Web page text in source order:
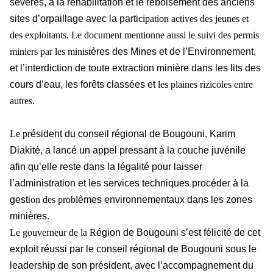
sévères, à la réhabilitation et le reboisement des anciens
sites d’orpaillage avec la participation actives des jeunes et
des exploitants. Le document mentionne aussi le suivi des permis
miniers par les ministères des Mines et de l’Environnement,
et l’interdiction de toute extraction minière dans les lits des
cours d’eau, les forêts classées etles plaines rizicoles entre
autres.
Le président du conseil régional de Bougouni, Karim
Diakité, a lancé un appel pressant à la couche juvénile
afin qu’elle reste dans la légalité pour laisser
l’administration et les services techniques procéder à la
gestion des problèmes environnementaux dans les zones
minières.
Le gouverneur de la Région de Bougouni s’est félicité de cet
exploit réussi par le conseil régional de Bougouni sous le
leadership de son président, avec l’accompagnement du